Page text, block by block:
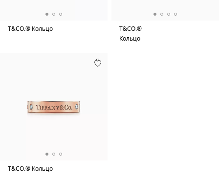
T&CO.® Кольцо
T&CO.®
Кольцо
T&CO.® Кольцо